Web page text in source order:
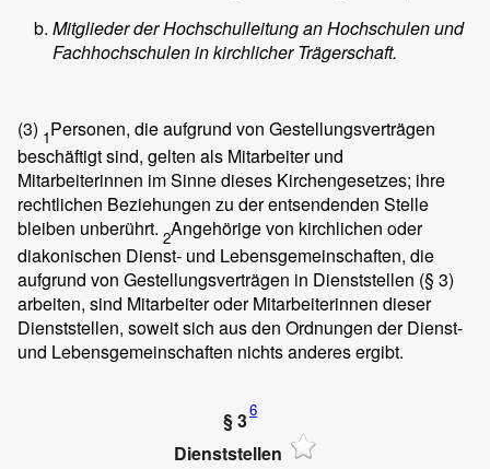
Mitglieder der Hochschulleitung an Hochschulen und
Fachhochschulen in kirchlicher Trägerschaft.
(3) 1Personen, die aufgrund von Gestellungsverträgen
beschäftigt sind, gelten als Mitarbeiter und
Mitarbeiterinnen im Sinne dieses Kirchengesetzes; ihre
rechtlichen Beziehungen zu der entsendenden Stelle
bleiben unberührt. 2Angehörige von kirchlichen oder
diakonischen Dienst- und Lebensgemeinschaften, die
aufgrund von Gestellungsverträgen in Dienststellen (§ 3)
arbeiten, sind Mitarbeiter oder Mitarbeiterinnen dieser
Dienststellen, soweit sich aus den Ordnungen der Dienst-
und Lebensgemeinschaften nichts anderes ergibt.
§ 36
Dienststellen